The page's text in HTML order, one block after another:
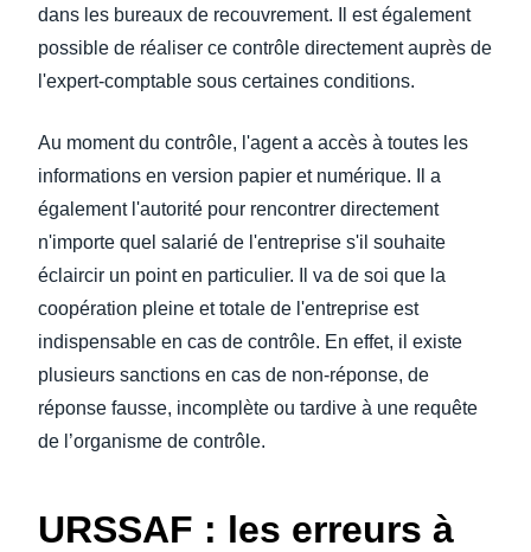
dans les bureaux de recouvrement. Il est également
possible de réaliser ce contrôle directement auprès de
l'expert-comptable sous certaines conditions.
Au moment du contrôle, l'agent a accès à toutes les
informations en version papier et numérique. Il a
également l'autorité pour rencontrer directement
n'importe quel salarié de l'entreprise s'il souhaite
éclaircir un point en particulier. Il va de soi que la
coopération pleine et totale de l'entreprise est
indispensable en cas de contrôle. En effet, il existe
plusieurs sanctions en cas de non-réponse, de
réponse fausse, incomplète ou tardive à une requête
de l’organisme de contrôle.
URSSAF : les erreurs à